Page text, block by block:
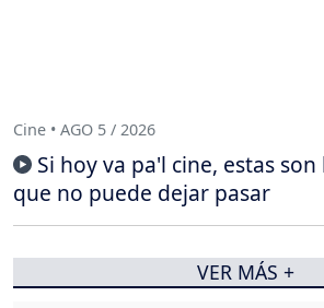
Cine • AGO 5 / 2026
Si hoy va pa'l cine, estas
que no puede dejar pasar
VER MÁS +